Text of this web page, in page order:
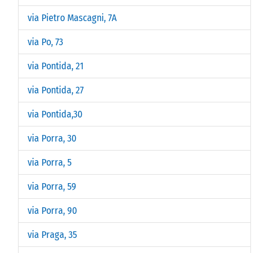
via Pietro Mascagni, 7A
via Po, 73
via Pontida, 21
via Pontida, 27
via Pontida,30
via Porra, 30
via Porra, 5
via Porra, 59
via Porra, 90
via Praga, 35